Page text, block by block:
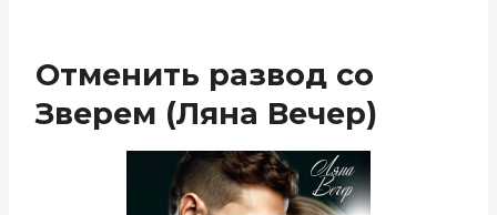
Отменить развод со
Зверем (Ляна Вечер)